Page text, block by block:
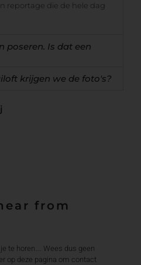
reportage die de hele dag
poseren. Is dat een
krijgen we de foto's?
from
te horen…. Wees dus geen
op deze pagina om contact